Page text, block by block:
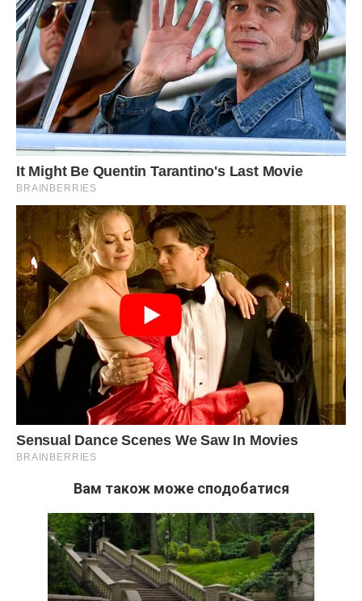
Вам також може сподобатися